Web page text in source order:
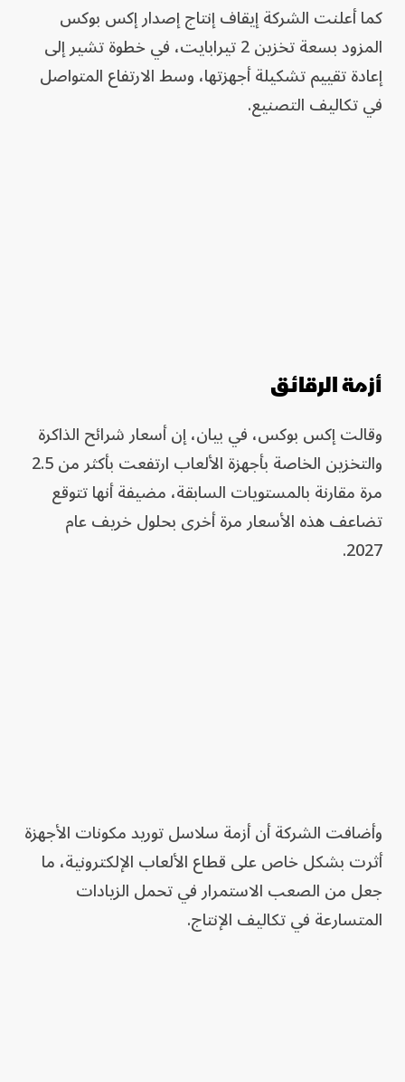
كما أعلنت الشركة إيقاف إنتاج إصدار إكس بوكس
المزود بسعة تخزين 2 تيرابايت، في خطوة تشير إلى
إعادة تقييم تشكيلة أجهزتها، وسط الارتفاع المتواصل
في تكاليف التصنيع.
أزمة الرقائق
وقالت إكس بوكس، في بيان، إن أسعار شرائح الذاكرة
والتخزين الخاصة بأجهزة الألعاب ارتفعت بأكثر من 2.5
مرة مقارنة بالمستويات السابقة، مضيفة أنها تتوقع
تضاعف هذه الأسعار مرة أخرى بحلول خريف عام
2027.
وأضافت الشركة أن أزمة سلاسل توريد مكونات الأجهزة
أثرت بشكل خاص على قطاع الألعاب الإلكترونية، ما
جعل من الصعب الاستمرار في تحمل الزيادات
المتسارعة في تكاليف الإنتاج.